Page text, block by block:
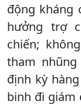
động kháng
hưởng trợ
chiến;
tham
định kỳ
binh đi giám